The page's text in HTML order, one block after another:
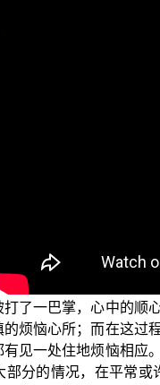
修会为各位准备的电
容，说明《胜鬘经》
不同住地——四住地烦
相应的；也就是说，
，甚至在闷绝昏迷，
的断续分别我见、我
处于顺心境而生起欢喜
了一巴掌，心中的顺
烦恼心所；而在这过
见一处住地烦恼相应
部分的情况，在平常